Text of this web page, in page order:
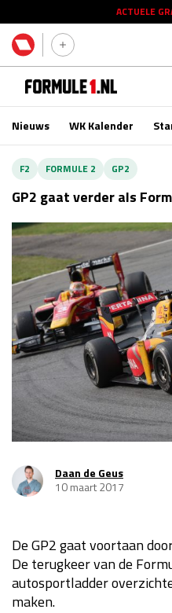
ACTUELE
Race
GP AZERBEIDZJAN 2026
Kwalificatie
Race
GP SINGAPORE 2026
Kwalificatie
Race
GP VERENIGDE
GP SÃO PAULO 2026
Kwalificatie
Race
Nieuws WK Kalender
F2 FORMULE 2 GP2
GP2 gaat verder als
Daan de Geus
10 maart 2017
De GP2 gaat voortaan
De terugkeer van de
autosportladder
maken.